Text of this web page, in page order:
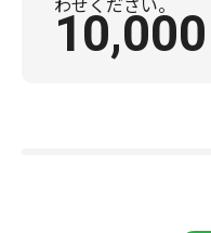
10,000